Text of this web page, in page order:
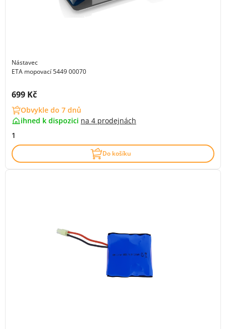
Nástavec
ETA mopovací 5449 00070
Cena s DPH:
699 Kč
Obvykle do 7 dnů
ihned k dispozici na 4 prodejnách
1
Do košíku